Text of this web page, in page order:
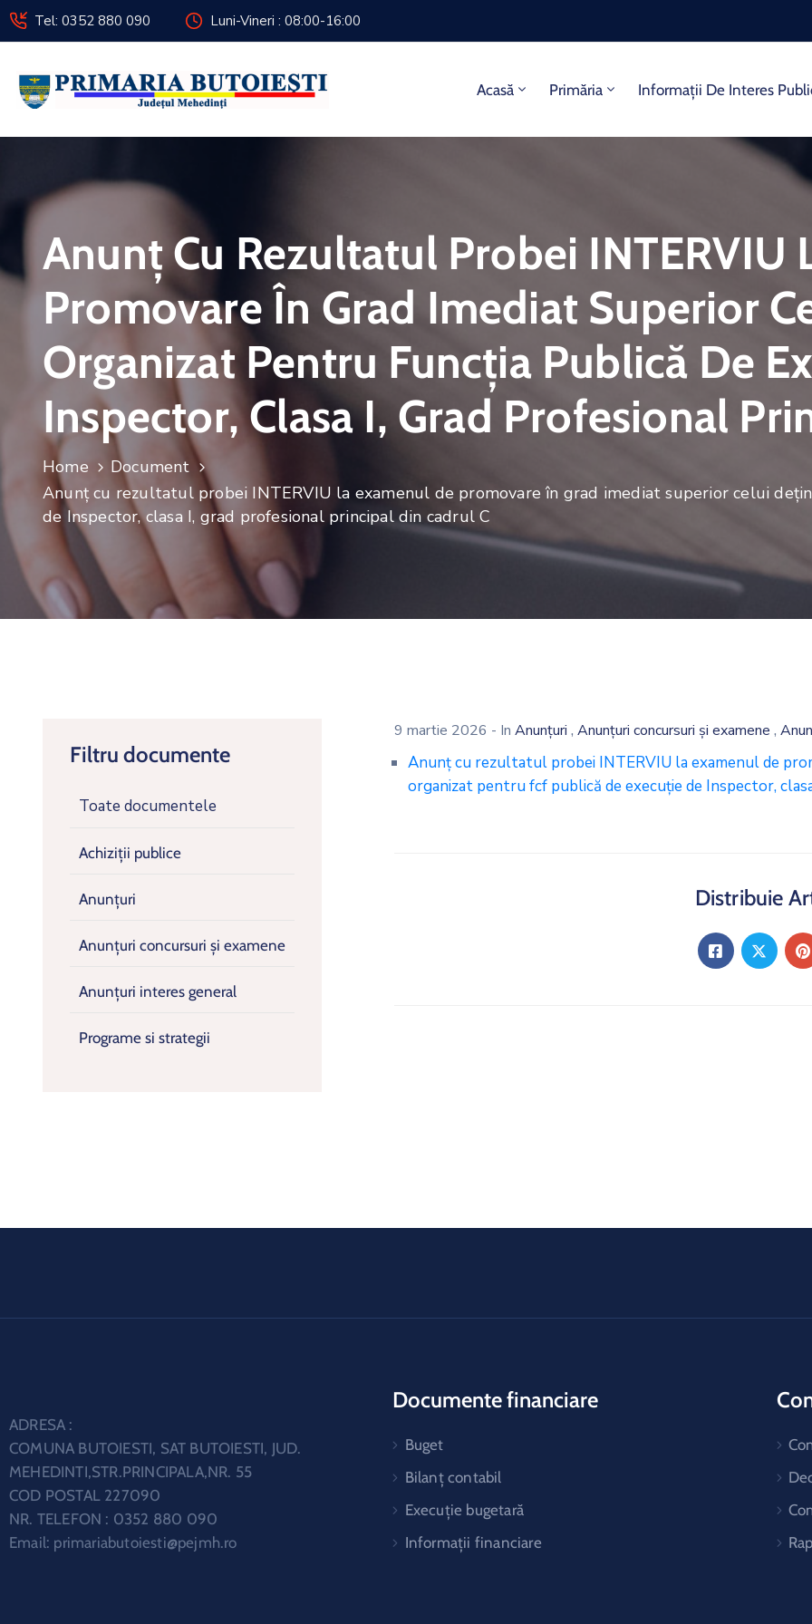
Tel: 0352 880 090 Luni-Vineri : 08:00-16:00
Acasă Primăria Informații De Interes
Anunț Cu Rezultatul Probei INTERVIU
Promovare În Grad Imediat Superior
Organizat Pentru Funcția Publică De
Inspector, Clasa I, Grad Profesional
Home
Document
Anunț cu rezultatul probei INTERVIU la examenul de promovare în grad imediat superior celui
de Inspector, clasa I, grad profesional principal din cadrul C
Filtru documente
Toate documentele
Achiziții publice
Anunțuri
Anunțuri concursuri și examene
Anunțuri interes general
Programe si strategii
9 martie 2026 - In Anunțuri , Anunțuri concursuri și examene ,
Anunț cu rezultatul probei INTERVIU la examenul de
organizat pentru fcf publică de execuție de Inspector,
Distribuie
ADRESA :
COMUNA BUTOIESTI, SAT BUTOIESTI, JUD.
MEHEDINTI,STR.PRINCIPALA,NR. 55
COD POSTAL 227090
NR. TELEFON : 0352 880 090
Email: primariabutoiesti@pejmh.ro
Documente financiare
Buget
Bilanț contabil
Execuție bugetară
Informații financiare